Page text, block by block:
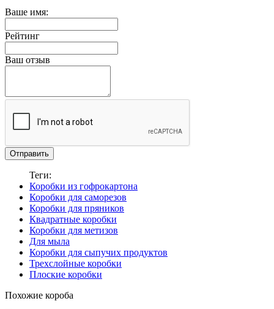
Ваше имя:
Рейтинг
Ваш отзыв
Отправить
Теги:
Коробки из гофрокартона
Коробки для саморезов
Коробки для пряников
Квадратные коробки
Коробки для метизов
Для мыла
Коробки для сыпучих продуктов
Трехслойные коробки
Плоские коробки
Похожие короба